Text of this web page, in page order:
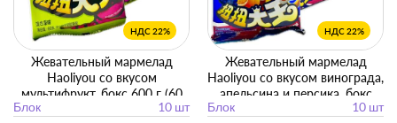
НДС 22%
Жевательный мармелад
Haoliyou со вкусом
мультифрукт, бокс 600 г (60
Блок 10 шт
НДС 22%
Жевательный мармелад
Haoliyou со вкусом винограда,
апельсина и персика, бокс
Блок 10 шт